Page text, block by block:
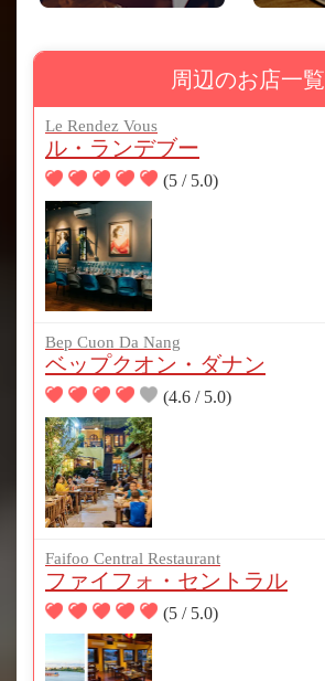
周辺のお店一覧
Le Rendez Vous
ル・ランデブー
(5 / 5.0)
Bep Cuon Da Nang
ベップクオン・ダナン
(4.6 / 5.0)
Faifoo Central Restaurant
ファイフォ・セントラル
(5 / 5.0)